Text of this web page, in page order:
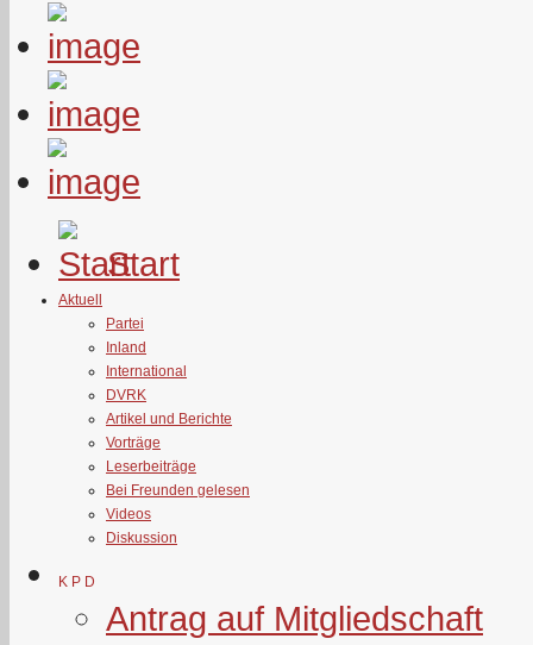
Start
Aktuell
Partei
Inland
International
DVRK
Artikel und Berichte
Vorträge
Leserbeiträge
Bei Freunden gelesen
Videos
Diskussion
K P D
Antrag auf Mitgliedschaft